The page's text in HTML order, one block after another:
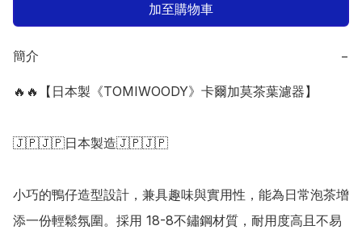
加至購物車
簡介 −
🔥🔥【日本製《TOMIWOODY》卡爾加莫茶葉濾器】
🇯🇵🇯🇵日本製造🇯🇵🇯🇵
小巧的鴨仔造型設計，兼具趣味與實用性，能為日常泡茶增
添一份輕鬆氛圍。採用 18-8不鏽鋼材質，耐用度高且不易